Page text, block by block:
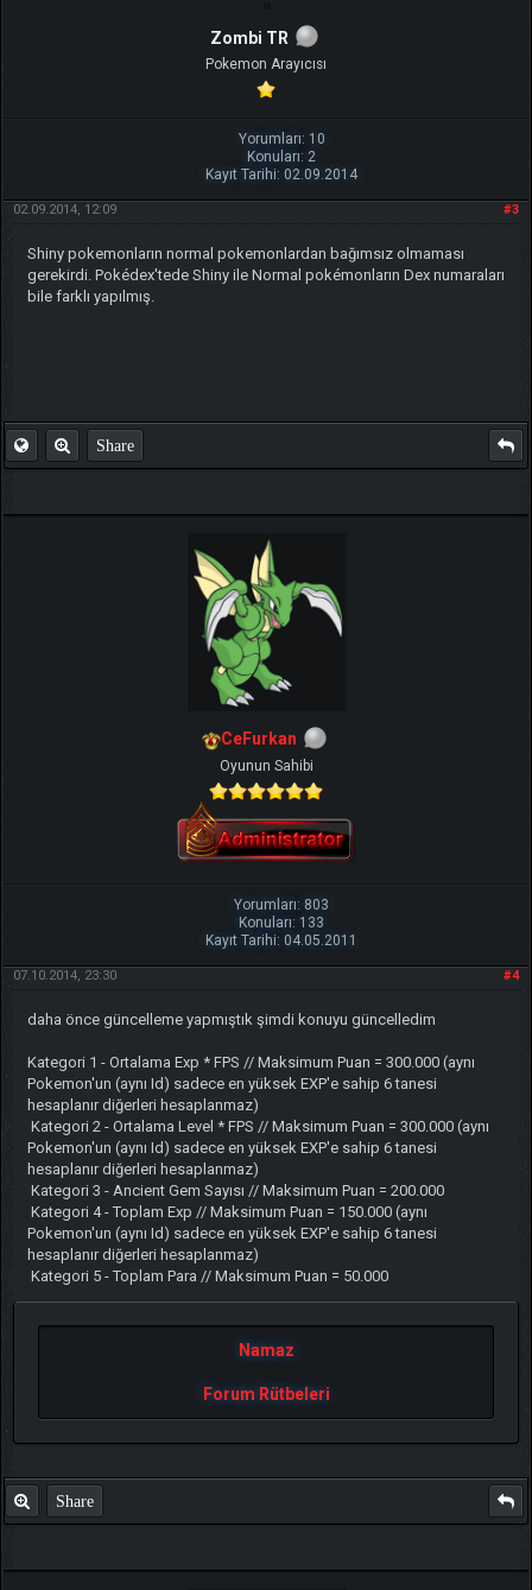
Zombi TR
Pokemon Arayıcısı
Yorumları: 10
Konuları: 2
Kayıt Tarihi: 02.09.2014
#3
02.09.2014, 12:09
Shiny pokemonların normal pokemonlardan bağımsız olmaması
gerekirdi. Pokédex'tede Shiny ile Normal pokémonların Dex numaraları
bile farklı yapılmış.
Share
CeFurkan
Oyunun Sahibi
Yorumları: 803
Konuları: 133
Kayıt Tarihi: 04.05.2011
#4
07.10.2014, 23:30
daha önce güncelleme yapmıştık şimdi konuyu güncelledim
Kategori 1 - Ortalama Exp * FPS // Maksimum Puan = 300.000 (aynı
Pokemon'un (aynı Id) sadece en yüksek EXP'e sahip 6 tanesi
hesaplanır diğerleri hesaplanmaz)
Kategori 2 - Ortalama Level * FPS // Maksimum Puan = 300.000 (aynı
Pokemon'un (aynı Id) sadece en yüksek EXP'e sahip 6 tanesi
hesaplanır diğerleri hesaplanmaz)
Kategori 3 - Ancient Gem Sayısı // Maksimum Puan = 200.000
Kategori 4 - Toplam Exp // Maksimum Puan = 150.000 (aynı
Pokemon'un (aynı Id) sadece en yüksek EXP'e sahip 6 tanesi
hesaplanır diğerleri hesaplanmaz)
Kategori 5 - Toplam Para // Maksimum Puan = 50.000
Namaz
Forum Rütbeleri
Share